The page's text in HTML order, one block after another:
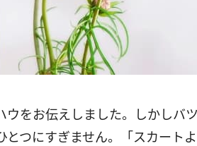
をお伝えしました。しかしバ
つにすぎません。「スカート